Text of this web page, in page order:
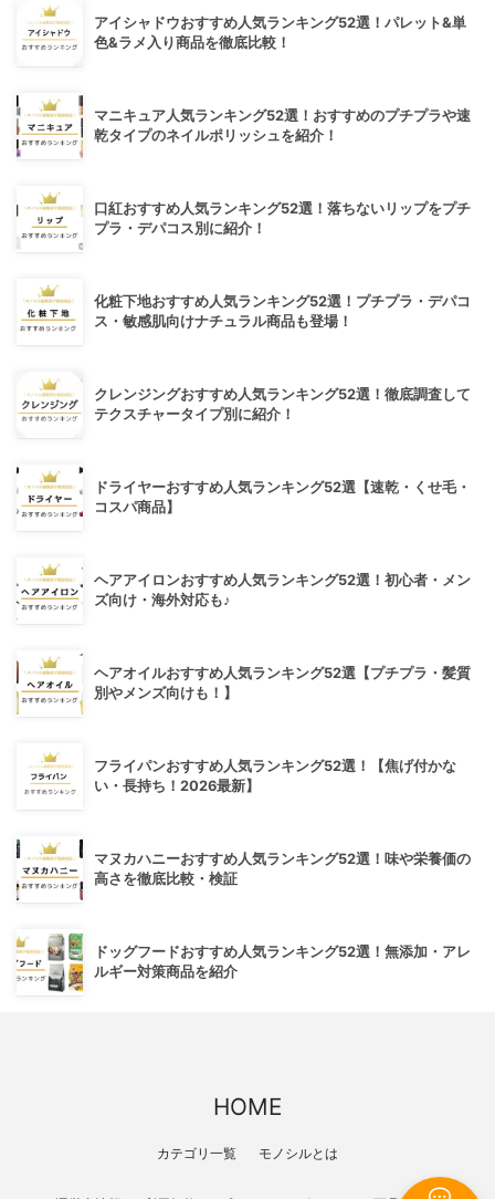
アイシャドウおすすめ人気ランキング52選！パレット&単
色&ラメ入り商品を徹底比較！
マニキュア人気ランキング52選！おすすめのプチプラや速
乾タイプのネイルポリッシュを紹介！
口紅おすすめ人気ランキング52選！落ちないリップをプチ
プラ・デパコス別に紹介！
化粧下地おすすめ人気ランキング52選！プチプラ・デパコ
ス・敏感肌向けナチュラル商品も登場！
クレンジングおすすめ人気ランキング52選！徹底調査して
テクスチャータイプ別に紹介！
ドライヤーおすすめ人気ランキング52選【速乾・くせ毛・
コスパ商品】
ヘアアイロンおすすめ人気ランキング52選！初心者・メン
ズ向け・海外対応も♪
ヘアオイルおすすめ人気ランキング52選【プチプラ・髪質
別やメンズ向けも！】
フライパンおすすめ人気ランキング52選！【焦げ付かな
い・長持ち！2026最新】
マヌカハニーおすすめ人気ランキング52選！味や栄養価の
高さを徹底比較・検証
ドッグフードおすすめ人気ランキング52選！無添加・アレ
ルギー対策商品を紹介
HOME
カテゴリ一覧 モノシルとは